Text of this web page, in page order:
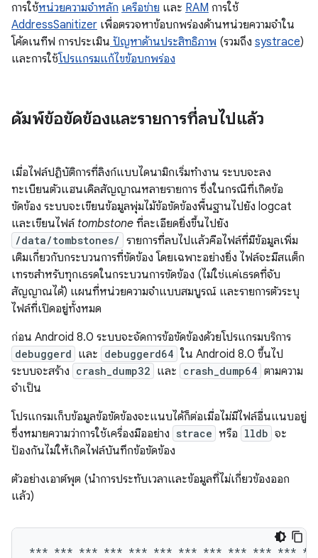
การใช้หน่วยความจำหลัก เครือข่าย และ RAM การใช้
AddressSanitizer เพื่อตรวจหาข้อบกพร่องด้านหน่วยความจำใน
โค้ดเนทีฟ การประเมิน ปัญหาด้านประสิทธิภาพ (รวมถึง systrace)
และการใช้โปรแกรมแก้ไขข้อบกพร่อง
ดัมพ์ข้อขัดข้องและรายการที่ลบไปแล้ว
เมื่อไฟล์ปฏิบัติการที่ลิงก์แบบไดนามิกเริ่มทำงาน ระบบจะลง
ทะเบียนตัวแฮนเดิลสัญญาณหลายรายการ ซึ่งในกรณีที่เกิดข้อ
ขัดข้อง ระบบจะเขียนข้อมูลพุ่มไม้ข้อขัดข้องพื้นฐานไปยัง logcat
และเขียนไฟล์ tombstone ที่ละเอียดยิ่งขึ้นไปยัง
/data/tombstones/ รายการที่ลบไปแล้วคือไฟล์ที่มีข้อมูลเพิ่ม
เติมเกี่ยวกับกระบวนการที่ขัดข้อง โดยเฉพาะอย่างยิ่ง ไฟล์จะมีสแต็ก
เทรซสำหรับทุกเธรดในกระบวนการขัดข้อง (ไม่ใช่แค่เธรดที่จับ
สัญญาณได้) แผนที่หน่วยความจำแบบสมบูรณ์ และรายการตัวระบุ
ไฟล์ที่เปิดอยู่ทั้งหมด
ก่อน Android 8.0 ระบบจะจัดการข้อขัดข้องด้วยโปรแกรมบริการ
debuggerd และ debuggerd64 ใน Android 8.0 ขึ้นไป
ระบบจะสร้าง crash_dump32 และ crash_dump64 ตามความ
จำเป็น
โปรแกรมเก็บข้อมูลข้อขัดข้องจะแนบได้ก็ต่อเมื่อไม่มีไฟล์อื่นแนบอยู่
ซึ่งหมายความว่าการใช้เครื่องมืออย่าง strace หรือ lldb จะ
ป้องกันไม่ให้เกิดไฟล์บันทึกข้อขัดข้อง
ตัวอย่างเอาต์พุต (นําการประทับเวลาและข้อมูลที่ไม่เกี่ยวข้องออก
แล้ว)
*** *** *** *** *** *** *** *** *** *** ***